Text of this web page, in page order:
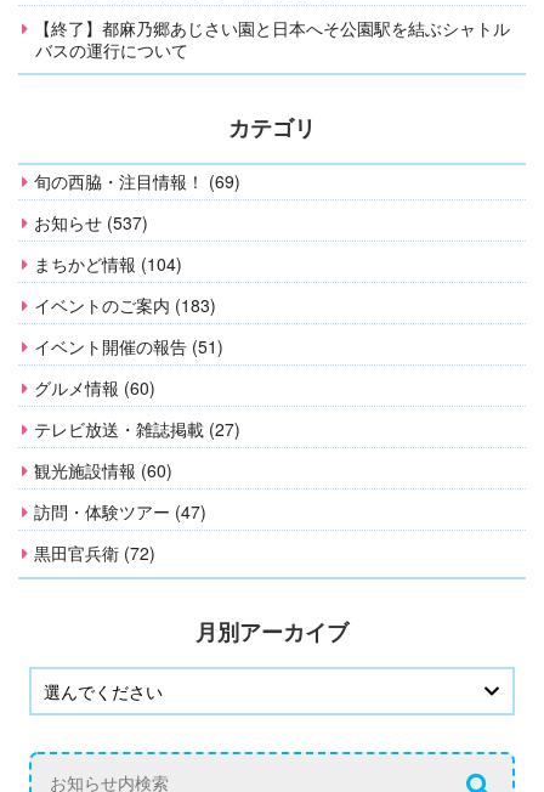
【終了】都麻乃郷あじさい園と日本へそ公園駅を結ぶシャトル
バスの運行について
カテゴリ
旬の西脇・注目情報！ (69)
お知らせ (537)
まちかど情報 (104)
イベントのご案内 (183)
イベント開催の報告 (51)
グルメ情報 (60)
テレビ放送・雑誌掲載 (27)
観光施設情報 (60)
訪問・体験ツアー (47)
黒田官兵衛 (72)
月別アーカイブ